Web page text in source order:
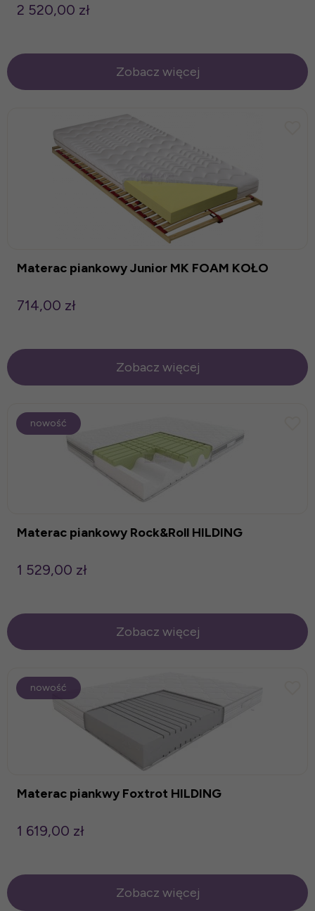
2 520,00 zł
Zobacz więcej
Materac piankowy Junior MK FOAM KOŁO
714,00 zł
Zobacz więcej
Materac piankowy Rock&Roll HILDING
1 529,00 zł
Zobacz więcej
nowość
Materac piankwy Foxtrot HILDING
1 619,00 zł
Zobacz więcej
nowość